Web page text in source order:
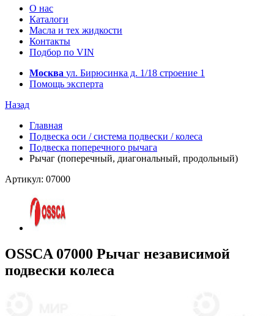
О нас
Каталоги
Масла и тех жидкости
Контакты
Подбор по VIN
Москва ул. Бирюсинка д. 1/18 строение 1
Помощь эксперта
Назад
Главная
Подвеска оси / система подвески / колеса
Подвеска поперечного рычага
Рычаг (поперечный, диагональный, продольный)
Артикул: 07000
OSSCA 07000 Рычаг независимой
подвески колеса